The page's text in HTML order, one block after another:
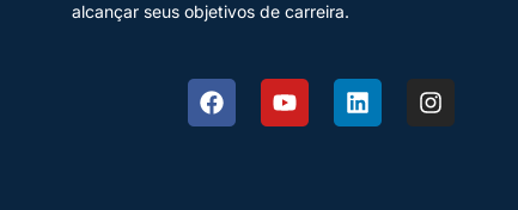
alcançar seus objetivos de carreira.